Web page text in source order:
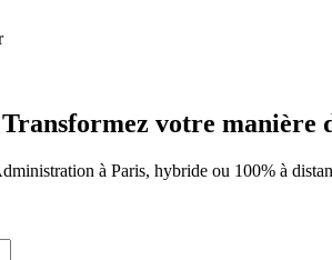
votre manière
à Paris, hybride ou 100% à